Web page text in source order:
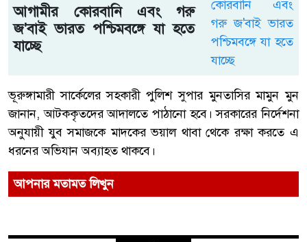
আগামীর কোরবানি এবং গরু
জ'বাই ভারত পশ্চিমবঙ্গে যা হতে
যাচ্ছে
ভূরুঙ্গামারী সার্কেলের সহকারী পুলিশ সুপার মুনতাসির মামুন মুন
জানান, আটককৃতদের আদালতে পাঠানো হবে। সরকারের নির্দেশনা
অনুযায়ী যুব সমাজকে মাদকের ভয়াল থাবা থেকে রক্ষা করতে এ
ধরনের অভিযান অব্যাহত থাকবে।
আপনার মতামত লিখুন